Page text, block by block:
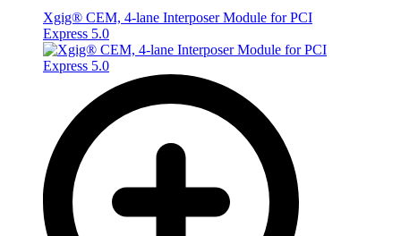
Xgig® CEM, 4-lane Interposer Module for PCI
Express 5.0